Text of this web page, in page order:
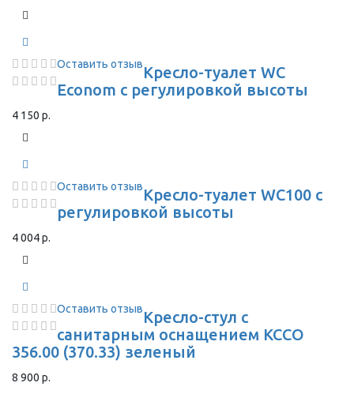
Оставить отзывКресло-туалет WC
Econom с регулировкой высоты
4 150 р.
Оставить отзывКресло-туалет WC100 с
регулировкой высоты
4 004 р.
Оставить отзывКресло-стул с
санитарным оснащением КССО
356.00 (370.33) зеленый
8 900 р.